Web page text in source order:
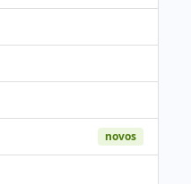
novos